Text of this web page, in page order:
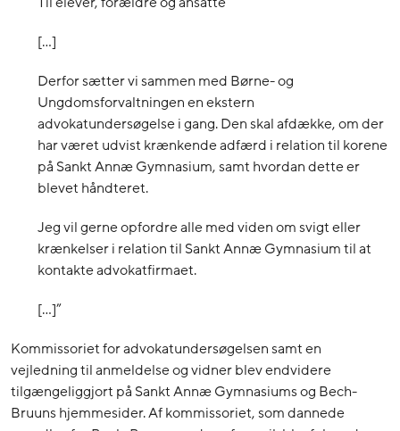
[…]
Derfor sætter vi sammen med Børne- og
Ungdomsforvaltningen en ekstern
advokatundersøgelse i gang. Den skal afdække, om der
har været udvist krænkende adfærd i relation til korene
på Sankt Annæ Gymnasium, samt hvordan dette er
blevet håndteret.
Jeg vil gerne opfordre alle med viden om svigt eller
krænkelser i relation til Sankt Annæ Gymnasium til at
kontakte advokatfirmaet.
[…]”
Kommissoriet for advokatundersøgelsen samt en
vejledning til anmeldelse og vidner blev endvidere
tilgængeliggjort på Sankt Annæ Gymnasiums og Bech-
Bruuns hjemmesider. Af kommissoriet, som dannede